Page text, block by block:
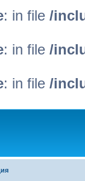
: in file /
: in file /
: in file /